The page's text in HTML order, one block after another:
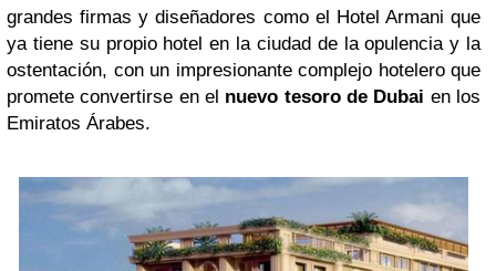
grandes firmas y diseñadores como el Hotel Armani que
ya tiene su propio hotel en la ciudad de la opulencia y la
ostentación, con un impresionante complejo hotelero que
promete convertirse en el nuevo tesoro de Dubai en los
Emiratos Árabes.